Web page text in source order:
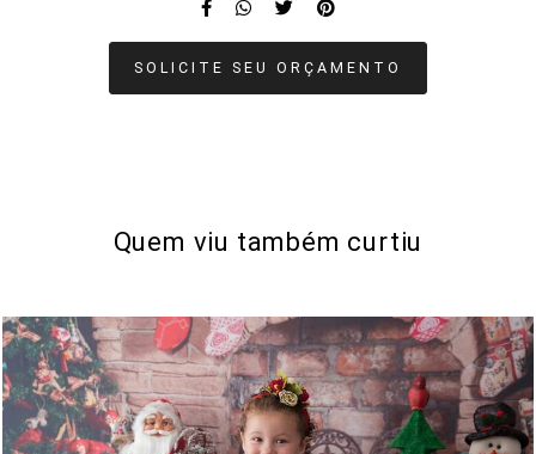
SOLICITE SEU ORÇAMENTO
Quem viu também curtiu